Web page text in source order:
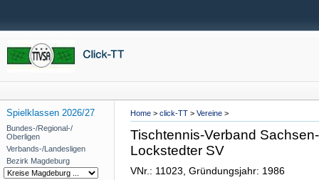
Home > click-TT > Vereine >
Spielklassen 2026/27
Bundes-/Regional-/
Oberligen
Verbands-/Landesligen
Bezirk Magdeburg
Tischtennis-Verband
Lockstedter SV
VNr.: 11023, Gründungsjahr: 1986